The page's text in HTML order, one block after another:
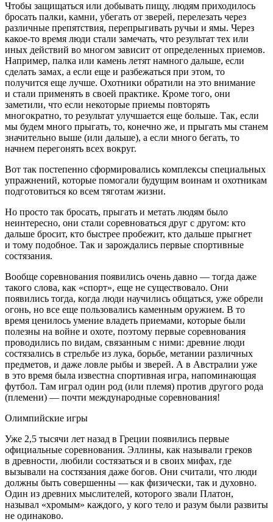
Чтобы защищаться или добывать пищу, людям приходилось
бросать палки, камни, убегать от зверей, перелезать через
различные препятствия, перепрыгивать ручьи и ямы. Через
какое-то время люди стали замечать, что результат тех или
иных действий во многом зависит от определенных приемов.
Например, палка или камень летят намного дальше, если
сделать замах, а если еще и разбежаться при этом, то
получится еще лучше. Охотники обратили на это внимание
и стали применять в своей практике. Кроме того, они
заметили, что если некоторые приемы повторять
многократно, то результат улучшается еще больше. Так, если
мы будем много прыгать, то, конечно же, и прыгать мы станем
значительно выше (или дальше), а если много бегать, то
начнем перегонять всех вокруг.
Вот так постепенно сформировались комплексы специальных
упражнений, которые помогали будущим воинам и охотникам
подготовиться ко всем тяготам жизни.
Но просто так бросать, прыгать и метать людям было
неинтересно, они стали соревноваться друг с другом: кто
дальше бросит, кто быстрее пробежит, кто дальше прыгнет
и тому подобное. Так и зарождались первые спортивные
состязания.
Вообще соревнования появились очень давно — тогда даже
такого слова, как «спорт», еще не существовало. Они
появились тогда, когда люди научились общаться, уже обрели
огонь, но все еще пользовались каменным оружием. В то
время ценилось умение владеть приемами, которые были
полезны на войне и охоте, поэтому первые соревнования
проводились по видам, связанным с ними: древние люди
состязались в стрельбе из лука, борьбе, метании различных
предметов, и даже ловле рыбы и зверей. А в Австралии уже
в это время была известна спортивная игра, напоминающая
футбол. Там играл один род (или племя) против другого рода
(племени) — почти международные соревнования!
Олимпийские игры
Уже 2,5 тысячи лет назад в Греции появились первые
официальные соревнования. Эллины, как называли греков
в древности, любили состязаться и в своих мифах, где
вызывали на состязания даже богов. Они считали, что люди
должны быть совершенны — как физически, так и духовно.
Один из древних мыслителей, которого звали Платон,
называл «хромым» каждого, у кого тело и разум были развиты
не одинаково.